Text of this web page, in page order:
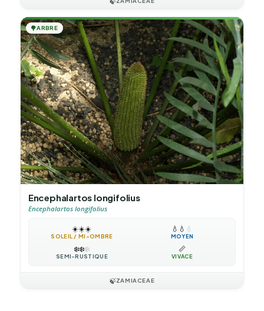
🌳ARBRE
Encephalartos longifolius
Encephalartos longifolius
☀️☀️☀️
SOLEIL / MI-OMBRE
💧 💧 💧
MOYEN
❄️❄️❄️
SEMI-RUSTIQUE
📏
VIVACE
🍃ZAMIACEAE